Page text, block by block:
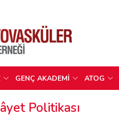
GENÇ AKADEMİ ATOG
Politikası